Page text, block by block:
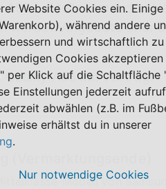
bei teilnehmenden
werden Angebote eher
Galaxy A55 mit Vertrag.
(Vermarktungsende)
Modell von
Website Cookies ein.
während andere
und wirtschaftlich
Cookies
per Klick auf die Schaltfläche
Einstellungen jederzeit
abwählen (z.B. im
erhältst du in unserer
.
Nur notwendige Cookies